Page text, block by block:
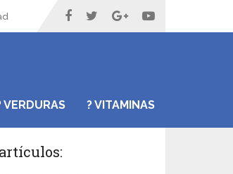
VERDURAS ? VITAMINAS